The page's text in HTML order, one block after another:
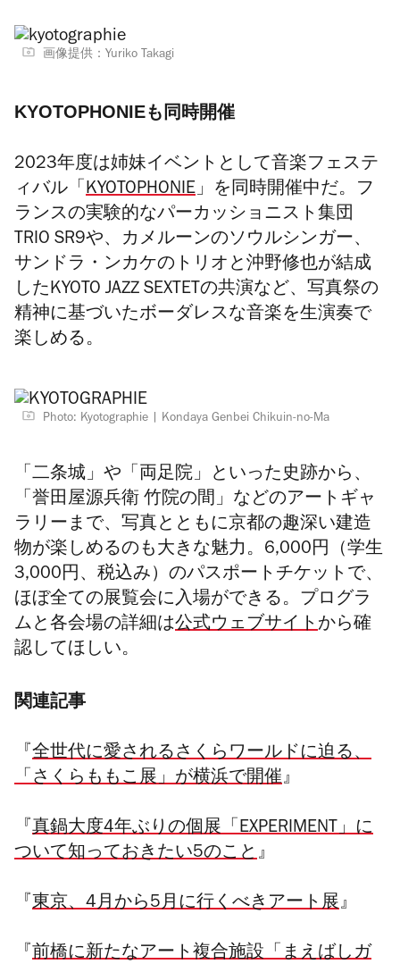
画像提供：Yuriko Takagi
KYOTOPHONIEも同時開催
2023年度は姉妹イベントとして音楽フェステ
ィバル「 KYOTOPHONIE」を同時開催中だ。フ
ランスの実験的なパーカッショニスト集団
TRIO SR9や、カメルーンのソウルシンガー、
サンドラ・ンカケのトリオと沖野修也が結成
したKYOTO JAZZ SEXTETの共演など、 写真祭の
精神に基づいたボーダレスな音楽を生演奏で
楽しめる。
Photo: Kyotographie Kondaya Genbei Chikuin-no-Ma
「二条城」や「両足院」といった史跡から、
「誉田屋源兵衛 竹院の間」などのアートギャ
ラリーまで、 写真とともに京都の趣深い建造
物が楽しめるのも大きな魅力。 6,000円（学生
3,000円、税込み） のパスポートチケット
で、
ほぼ全ての展覧会に入場ができる。プログラ
ムと各会場の詳細は公式ウェブサイトから確
認してほしい。
関連記事
『 全世代に愛されるさくらワールドに迫る、
「さくらももこ展」が横浜で開催』
『 真鍋大度4年ぶりの個展「EXPERIMENT」に
ついて知っておきたい5のこと』
『 東京、4月から5月に行くべきアート展』
『 前橋に新たなアート複合施設「まえばしガ